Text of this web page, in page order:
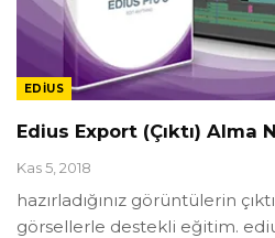
EDIUS
Edius Export (Çıktı) Alma
Kas 5, 2018
hazırladığınız görüntülerin
görsellerle destekli eğitim.